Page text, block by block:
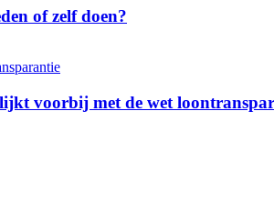
of zelf doen?
voorbij met de wet